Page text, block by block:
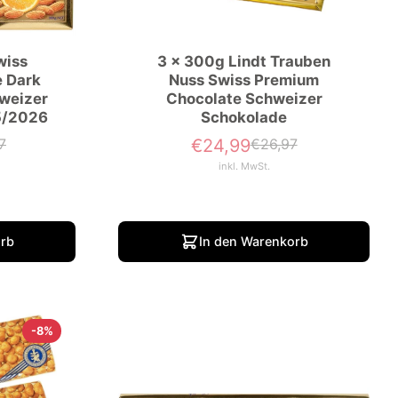
Dark
2026
3 x 300g Lindt Trauben
Nuss Swiss Premium
Chocolate Schweizer
Schokolade
Verkaufspreis
€24,99Normaler
Preis
€26,97
inkl. MwSt.
In den Warenkorb
-8%